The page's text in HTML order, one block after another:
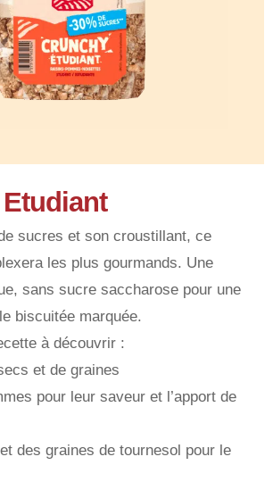
sucres et son croustillant, ce
les plus gourmands. Une
sans sucre saccharose pour une
biscuitée marquée.
à découvrir :
et de graines
pour leur saveur et l’apport de
des graines de tournesol pour le